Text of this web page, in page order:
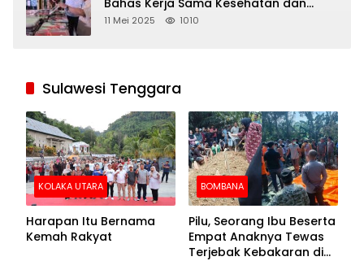
Bahas Kerja Sama Kesehatan dan
Program Makan Bergizi Gratis
11 Mei 2025 1010
Sulawesi Tenggara
KOLAKA UTARA
Harapan Itu Bernama
Kemah Rakyat
BOMBANA
Pilu, Seorang Ibu Beserta
Empat Anaknya Tewas
Terjebak Kebakaran di